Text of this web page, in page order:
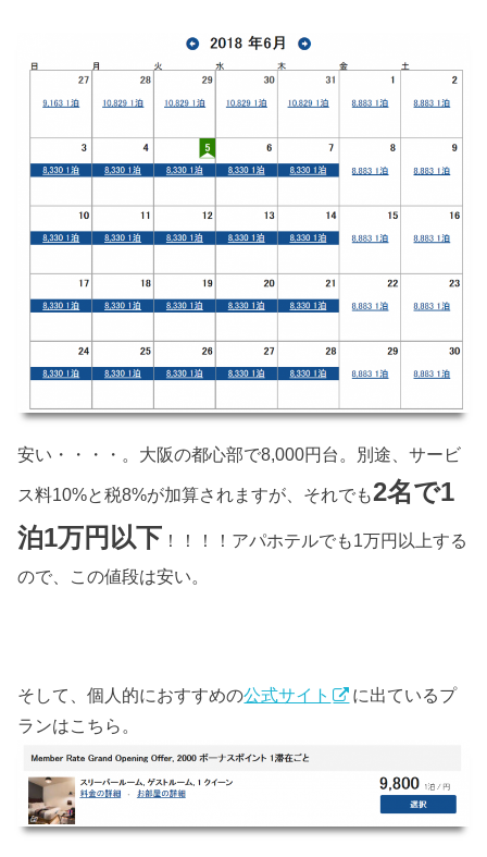
安い・・・・。大阪の都心部で8,000円台。別途、サービ
ス料10%と税8%が加算されますが、それでも2名で1
泊1万円以下 ！！！！アパホテルでも1万円以上する
ので、この値段は安い。
そして、個人的におすすめの公式サイト
に出ているプ
ランはこちら。